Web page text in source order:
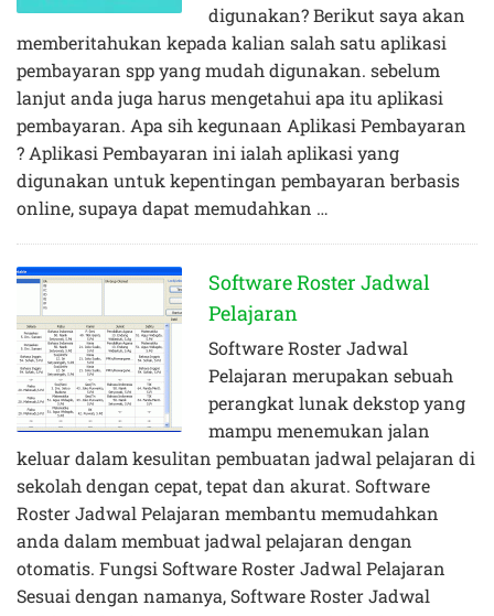
digunakan? Berikut saya akan
memberitahukan kepada kalian salah satu aplikasi
pembayaran spp yang mudah digunakan. sebelum
lanjut anda juga harus mengetahui apa itu aplikasi
pembayaran. Apa sih kegunaan Aplikasi Pembayaran
? Aplikasi Pembayaran ini ialah aplikasi yang
digunakan untuk kepentingan pembayaran berbasis
online, supaya dapat memudahkan …
Software Roster Jadwal
Pelajaran
Software Roster Jadwal
Pelajaran merupakan sebuah
perangkat lunak dekstop yang
mampu menemukan jalan
keluar dalam kesulitan pembuatan jadwal pelajaran di
sekolah dengan cepat, tepat dan akurat. Software
Roster Jadwal Pelajaran membantu memudahkan
anda dalam membuat jadwal pelajaran dengan
otomatis. Fungsi Software Roster Jadwal Pelajaran
Sesuai dengan namanya, Software Roster Jadwal